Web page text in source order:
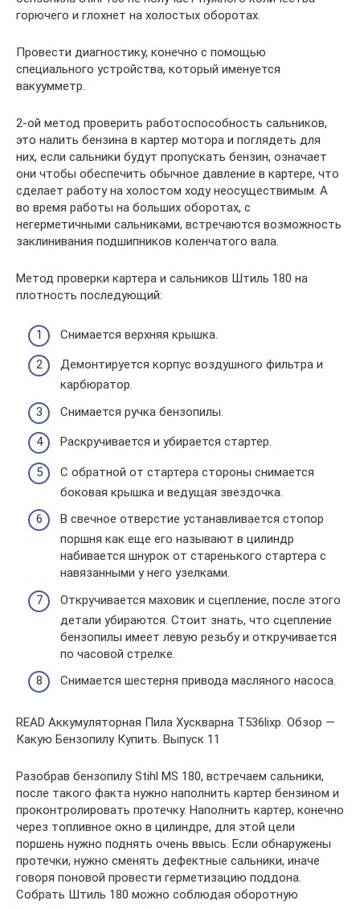
горючего и глохнет на холостых оборотах.
Провести диагностику, конечно с помощью
специального устройства, который именуется
вакуумметр.
2-ой метод проверить работоспособность сальников,
это налить бензина в картер мотора и поглядеть для
них, если сальники будут пропускать бензин, означает
они чтобы обеспечить обычное давление в картере, что
сделает работу на холостом ходу неосуществимым. А
во время работы на больших оборотах, с
негерметичными сальниками, встречаются возможность
заклинивания подшипников коленчатого вала.
Метод проверки картера и сальников Штиль 180 на
плотность последующий:
Снимается верхняя крышка.
Демонтируется корпус воздушного фильтра и
карбюратор.
Снимается ручка бензопилы.
Раскручивается и убирается стартер.
С обратной от стартера стороны снимается
боковая крышка и ведущая звездочка.
В свечное отверстие устанавливается стопор
поршня как еще его называют в цилиндр
набивается шнурок от старенького стартера с
навязанными у него узелками.
Откручивается маховик и сцепление, после этого
детали убираются. Стоит знать, что сцепление
бензопилы имеет левую резьбу и откручивается
по часовой стрелке.
Снимается шестерня привода масляного насоса.
READ Аккумуляторная Пила Хускварна T536lixp. Обзор —
Какую Бензопилу Купить. Выпуск 11
Разобрав бензопилу Stihl MS 180, встречаем сальники,
после такого факта нужно наполнить картер бензином и
проконтролировать протечку. Наполнить картер, конечно
через топливное окно в цилиндре, для этой цели
поршень нужно поднять очень ввысь. Если обнаружены
протечки, нужно сменять дефектные сальники, иначе
говоря поновой провести герметизацию поддона.
Собрать Штиль 180 можно соблюдая оборотную